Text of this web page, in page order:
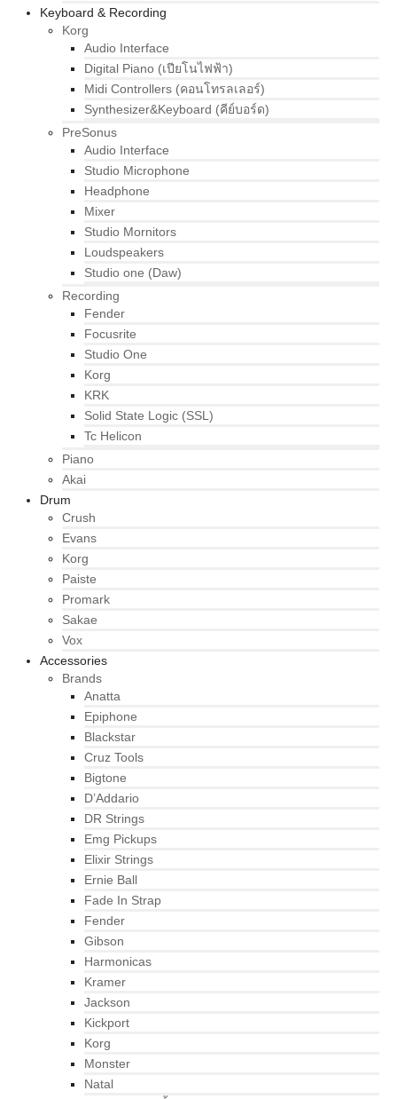
Keyboard & Recording
Korg
Audio Interface
Digital Piano (เปียโนไฟฟ้า)
Midi Controllers (คอนโทรลเลอร์)
Synthesizer&Keyboard (คีย์บอร์ด)
PreSonus
Audio Interface
Studio Microphone
Headphone
Mixer
Studio Mornitors
Loudspeakers
Studio one (Daw)
Recording
Fender
Focusrite
Studio One
Korg
KRK
Solid State Logic (SSL)
Tc Helicon
Piano
Akai
Drum
Crush
Evans
Korg
Paiste
Promark
Sakae
Vox
Accessories
Brands
Anatta
Epiphone
Blackstar
Cruz Tools
Bigtone
D’Addario
DR Strings
Emg Pickups
Elixir Strings
Ernie Ball
Fade In Strap
Fender
Gibson
Harmonicas
Kramer
Jackson
Kickport
Korg
Monster
Natal